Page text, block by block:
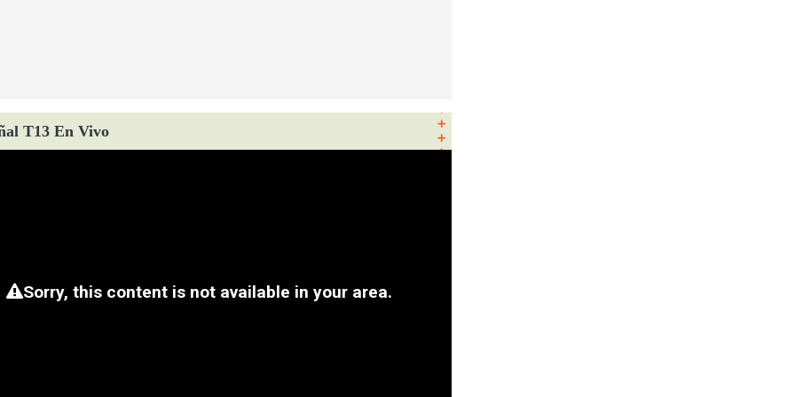
T13 En Vivo